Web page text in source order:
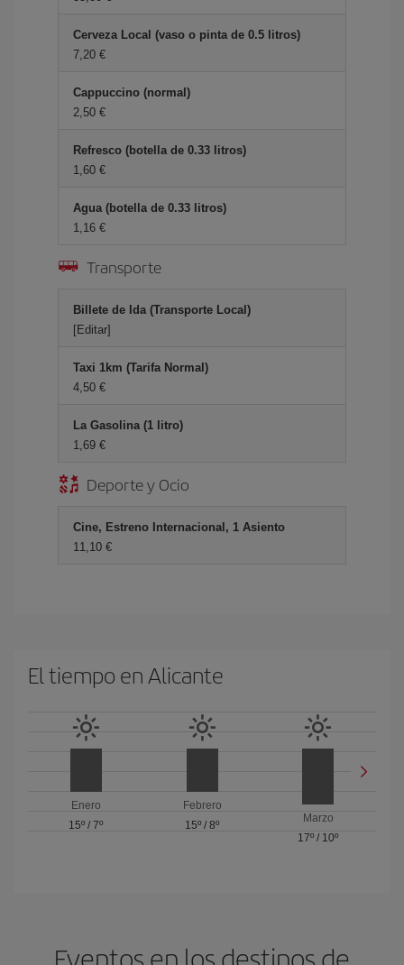
Cerveza Local (vaso o pinta de 0.5 litros)
7,20 €
Cappuccino (normal)
2,50 €
Refresco (botella de 0.33 litros)
1,60 €
Agua (botella de 0.33 litros)
1,16 €
Transporte
Billete de Ida (Transporte Local)
[Editar]
Taxi 1km (Tarifa Normal)
4,50 €
La Gasolina (1 litro)
1,69 €
Deporte y Ocio
Cine, Estreno Internacional, 1 Asiento
11,10 €
El tiempo en Alicante
Enero
15º /7º
Febrero
15º / 8º
Marzo
17º / 10º